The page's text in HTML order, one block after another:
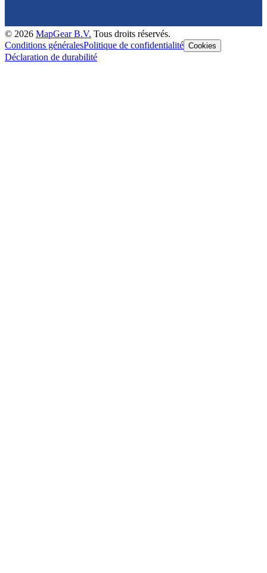
© 2026 MapGear B.V. Tous droits réservés.
Conditions généralesPolitique de confidentialité Cookies
Déclaration de durabilité